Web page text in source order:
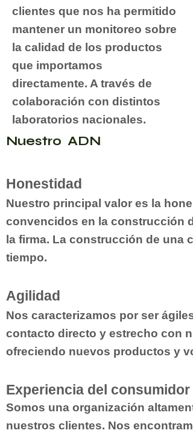
clientes que nos ha permitido
mantener un monitoreo sobre
la calidad de los productos
que importamos
directamente. A través de
colaboración con distintos
laboratorios nacionales.
Nuestro ADN
Honestidad
Nuestro principal valor es la
convencidos en la construcción
la firma. La construcción de una
tiempo.
Agilidad
Nos caracterizamos por ser
contacto directo y estrecho con
ofreciendo nuevos productos y
Experiencia del consumidor
Somos una organización
nuestros clientes. Nos